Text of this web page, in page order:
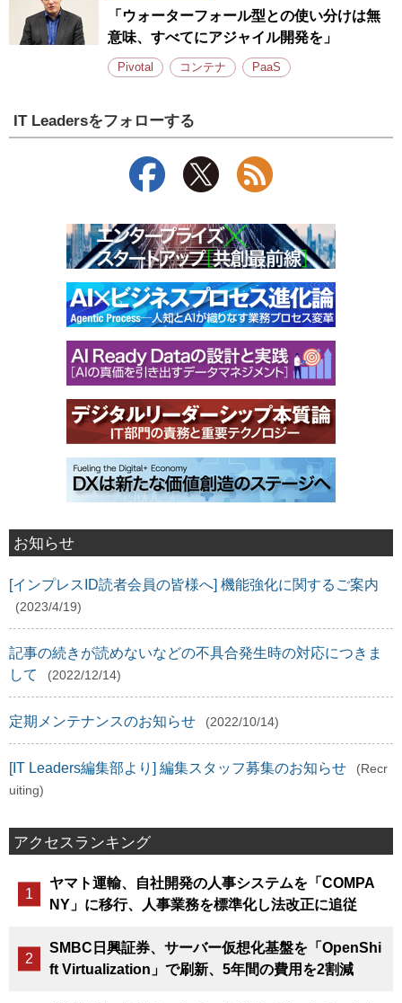
「ウォーターフォール型との使い分けは無
意味、すべてにアジャイル開発を」
Pivotal コンテナ PaaS
IT Leadersをフォローする
お知らせ
[インプレスID読者会員の皆様へ] 機能強化に関するご案内
(2023/4/19)
記事の続きが読めないなどの不具合発生時の対応につきま
して
(2022/12/14)
定期メンテナンスのお知らせ (2022/10/14)
[IT Leaders編集部より] 編集スタッフ募集のお知らせ
(Recr
uiting)
アクセスランキング
ヤマト運輸、自社開発の人事システムを「COMPA
NY」に移行、人事業務を標準化し法改正に追従
SMBC日興証券、サーバー仮想化基盤を「OpenShi
ft Virtualization」で刷新、5年間の費用を2割減